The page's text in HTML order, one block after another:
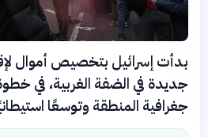
جديدة في الضفة الغربية، في
جغرافية المنطقة وتوسعًا